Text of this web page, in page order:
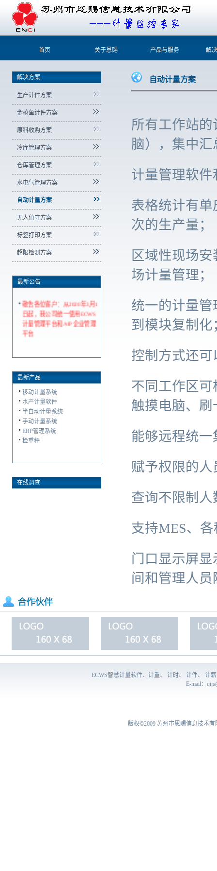
首页 关于恩赐 产品与服务 解
解决方案
生产计件方案
金枪鱼计件方案
原料收购方案
冷库管理方案
仓库管理方案
水电气管理方案
自动计量方案
无人值守方案
标签打印方案
超限检测方案
最新公告
敬告各位客户：从2020年3月1
日起，我公司统一使用ECWS
计量管理平台和AIP企业管理
平台
最新产品
移动计量系统
水产计量软件
半自动计量系统
手动计量系统
ERP管理系统
检重秤
在线调查
自动计量方案
所有工作站
脑），集中汇
计量管理软
表格统计有
次的生产量；
区域性现场
场计量管理；
统一的计量
到模块复制化
控制方式还
不同工作区
触摸电脑、
能够远程统
赋予权限的
查询不限制人
支持MES、
门口显示屏
间和管理人
ECWS智慧计量软件、计重、 计时、 计件、 计
E-mail：
版权©2009 苏州市恩赐信息技术有